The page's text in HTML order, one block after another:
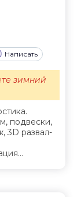
Написать
подвески,
3D развал-
зимний